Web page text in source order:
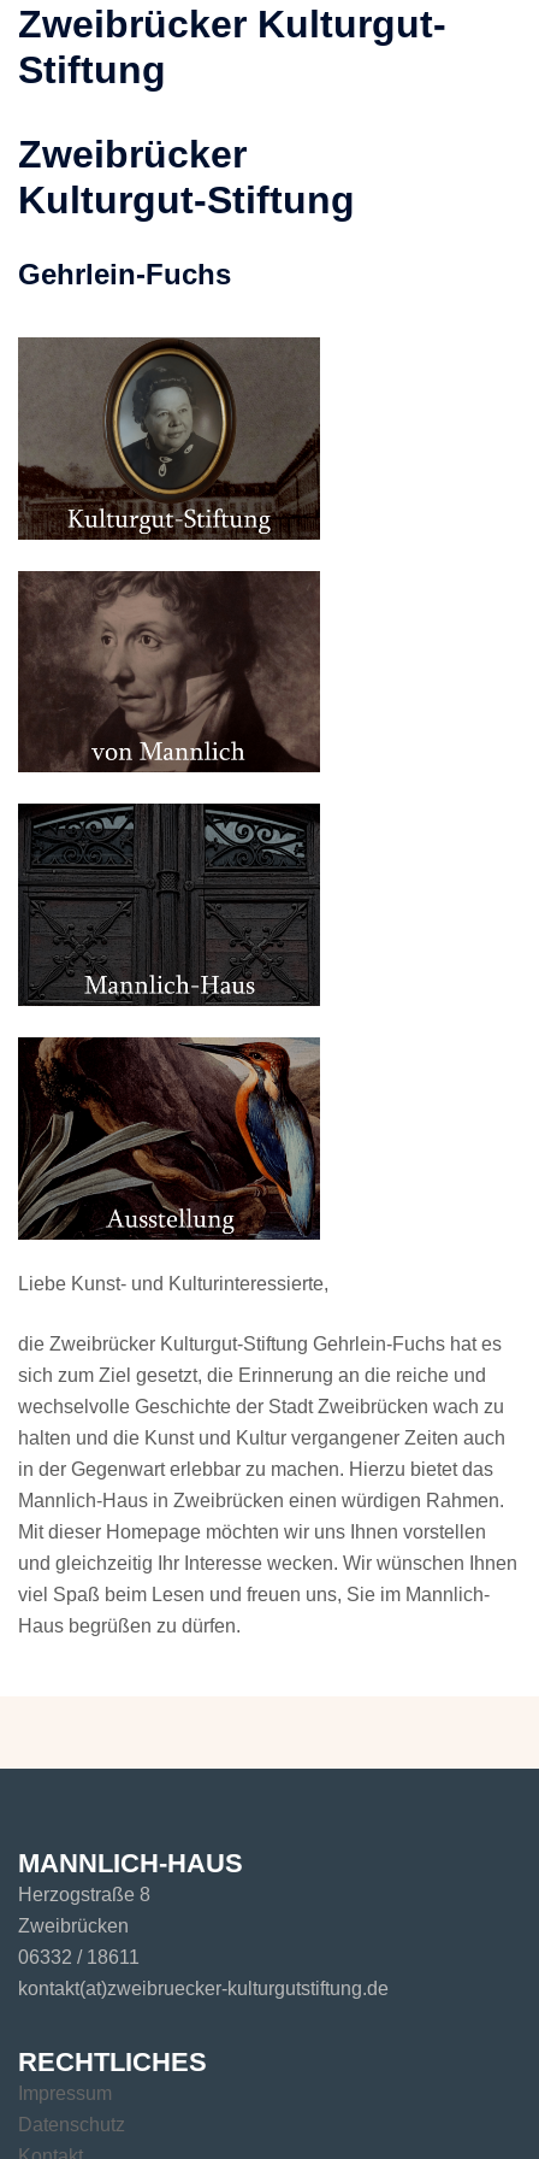
Zweibrücker Kulturgut-
Stiftung
Zweibrücker
Kulturgut-Stiftung
Gehrlein-Fuchs
Liebe Kunst- und Kulturinteressierte,
die Zweibrücker Kulturgut-Stiftung Gehrlein-Fuchs hat es
sich zum Ziel gesetzt, die Erinnerung an die reiche und
wechselvolle Geschichte der Stadt Zweibrücken wach zu
halten und die Kunst und Kultur vergangener Zeiten auch
in der Gegenwart erlebbar zu machen. Hierzu bietet das
Mannlich-Haus in Zweibrücken einen würdigen Rahmen.
Mit dieser Homepage möchten wir uns Ihnen vorstellen
und gleichzeitig Ihr Interesse wecken. Wir wünschen Ihnen
viel Spaß beim Lesen und freuen uns, Sie im Mannlich-
Haus begrüßen zu dürfen.
MANNLICH-HAUS
Herzogstraße 8
Zweibrücken
06332 / 18611
kontakt(at)zweibruecker-kulturgutstiftung.de
RECHTLICHES
Impressum
Datenschutz